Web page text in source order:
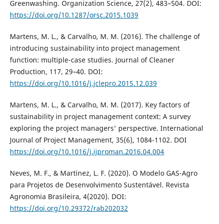
Greenwashing. Organization Science, 27(2), 483–504. DOI:
https://doi.org/10.1287/orsc.2015.1039
Martens, M. L., & Carvalho, M. M. (2016). The challenge of
introducing sustainability into project management
function: multiple-case studies. Journal of Cleaner
Production, 117, 29–40. DOI:
https://doi.org/10.1016/j.jclepro.2015.12.039
Martens, M. L., & Carvalho, M. M. (2017). Key factors of
sustainability in project management context: A survey
exploring the project managers' perspective. International
Journal of Project Management, 35(6), 1084-1102. DOI
https://doi.org/10.1016/j.ijproman.2016.04.004
Neves, M. F., & Martinez, L. F. (2020). O Modelo GAS-Agro
para Projetos de Desenvolvimento Sustentável. Revista
Agronomia Brasileira, 4(2020). DOI:
https://doi.org/10.29372/rab202032